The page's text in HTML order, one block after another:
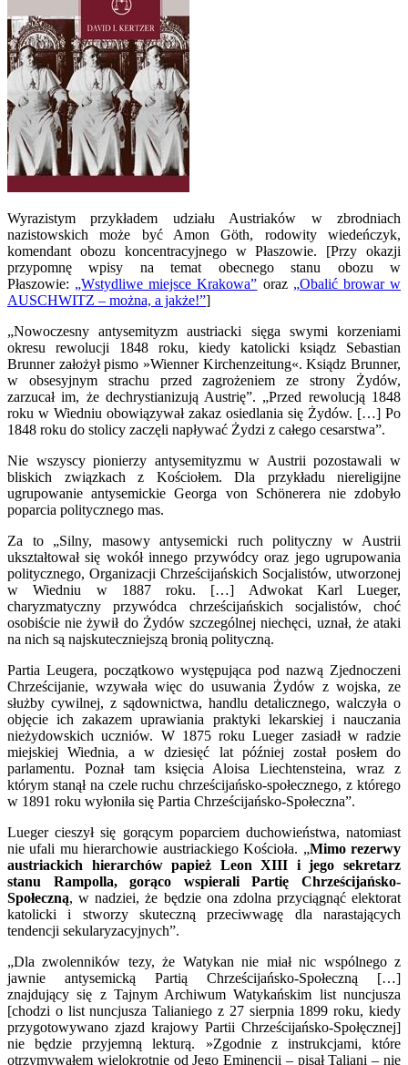
Wyrazistym przykładem udziału Austriaków w zbrodniach
nazistowskich może być Amon Göth, rodowity wiedeńczyk,
komendant obozu koncentracyjnego w Płaszowie. [Przy okazji
przypomnę wpisy na temat obecnego stanu obozu w
Płaszowie: „Wstydliwe miejsce Krakowa” oraz „Obalić browar w
AUSCHWITZ – można, a jakże!”]
„Nowoczesny antysemityzm austriacki sięga swymi korzeniami
okresu rewolucji 1848 roku, kiedy katolicki ksiądz Sebastian
Brunner założył pismo »Wienner Kirchenzeitung«. Ksiądz Brunner,
w obsesyjnym strachu przed zagrożeniem ze strony Żydów,
zarzucał im, że dechrystianizują Austrię”. „Przed rewolucją 1848
roku w Wiedniu obowiązywał zakaz osiedlania się Żydów. […] Po
1848 roku do stolicy zaczęli napływać Żydzi z całego cesarstwa”.
Nie wszyscy pionierzy antysemityzmu w Austrii pozostawali w
bliskich związkach z Kościołem. Dla przykładu niereligijne
ugrupowanie antysemickie Georga von Schönerera nie zdobyło
poparcia politycznego mas.
Za to „Silny, masowy antysemicki ruch polityczny w Austrii
ukształtował się wokół innego przywódcy oraz jego ugrupowania
politycznego, Organizacji Chrześcijańskich Socjalistów, utworzonej
w Wiedniu w 1887 roku. […] Adwokat Karl Lueger,
charyzmatyczny przywódca chrześcijańskich socjalistów, choć
osobiście nie żywił do Żydów szczególnej niechęci, uznał, że ataki
na nich są najskuteczniejszą bronią polityczną.
Partia Leugera, początkowo występująca pod nazwą Zjednoczeni
Chrześcijanie, wzywała więc do usuwania Żydów z wojska, ze
służby cywilnej, z sądownictwa, handlu detalicznego, walczyła o
objęcie ich zakazem uprawiania praktyki lekarskiej i nauczania
nieżydowskich uczniów. W 1875 roku Lueger zasiadł w radzie
miejskiej Wiednia, a w dziesięć lat później został posłem do
parlamentu. Poznał tam księcia Aloisa Liechtensteina, wraz z
którym stanął na czele ruchu chrześcijańsko-społecznego, z którego
w 1891 roku wyłoniła się Partia Chrześcijańsko-Społeczna”.
Lueger cieszył się gorącym poparciem duchowieństwa, natomiast
nie ufali mu hierarchowie austriackiego Kościoła. „Mimo rezerwy
austriackich hierarchów papież Leon XIII i jego sekretarz
stanu Rampolla, gorąco wspierali Partię Chrześcijańsko-
Społeczną, w nadziei, że będzie ona zdolna przyciągnąć elektorat
katolicki i stworzy skuteczną przeciwwagę dla narastających
tendencji sekularyzacyjnych”.
„Dla zwolenników tezy, że Watykan nie miał nic wspólnego z
jawnie antysemicką Partią Chrześcijańsko-Społeczną […]
znajdujący się z Tajnym Archiwum Watykańskim list nuncjusza
[chodzi o list nuncjusza Talianiego z 27 sierpnia 1899 roku, kiedy
przygotowywano zjazd krajowy Partii Chrześcijańsko-Społęcznej]
nie będzie przyjemną lekturą. »Zgodnie z instrukcjami, które
otrzymywałem wielokrotnie od Jego Eminencji – pisał Taliani – nie